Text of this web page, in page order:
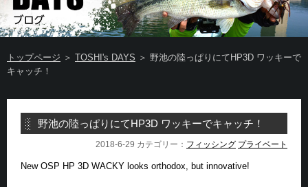
トップページ ＞ TOSHI's DAYS ＞ 野池の陸っぱりにてHP3D ワッキーで
キャッチ！
野池の陸っぱりにてHP3D ワッキーでキャッチ！
2018-6-29 カテゴリー： フィッシング プライベート
New OSP HP 3D WACKY looks orthodox, but innovative!